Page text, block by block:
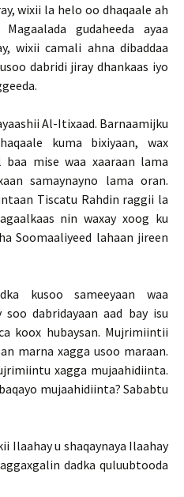
wixii la helo oo dhaqaale ah
gudaheeda ayaa
wixii camali ahna dibaddaa
dabridi jiray dhankaas iyo
Al-Itixaad. Barnaamijku
kuma bixiyaan, wax
baa mise waa xaaraan lama
samaynayno lama oran.
Tiscatu Rahdin raggii la
nin waxay xoog ku
Soomaaliyeed lahaan jireen
kusoo sameeyaan waa
soo dabridayaan aad bay isu
koox hubaysan. Mujrimiintii
marna xagga usoo maraan.
xagga mujaahidiinta.
mujaahidiinta? Sababtu
Ilaahay u shaqaynaya Ilaahay
dadka quluubtooda